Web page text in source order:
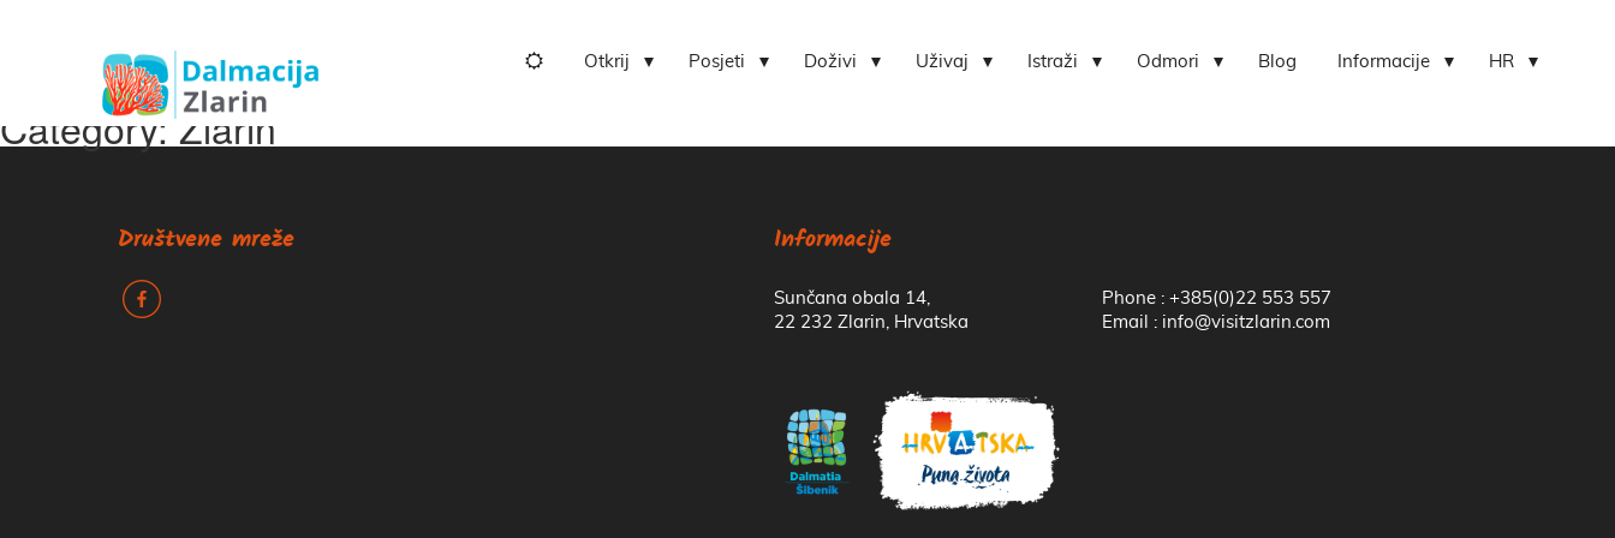
Otkrij Posjeti Doživi Uživaj Istraži Odmori Blog Informacije HR
Category: Zlarin
Društvene mreže
k
Informacije
Sunčana obala 14,
22 232 Zlarin, Hrvatska
Phone : +385(0)22 553 557
Email : info@visitzlarin.com